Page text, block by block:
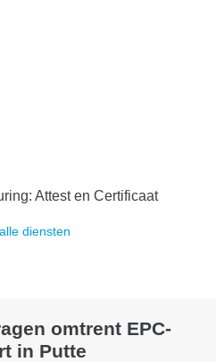
Attest en Certificaat
diensten
omtrent EPC-
in Putte